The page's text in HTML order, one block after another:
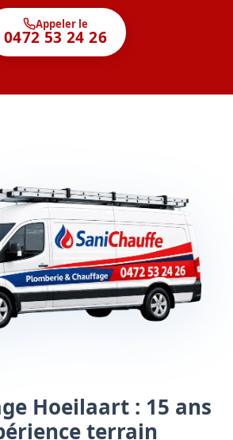
Appeler le
0472 53 24 26
Hoeilaart : 15 ans
terrain